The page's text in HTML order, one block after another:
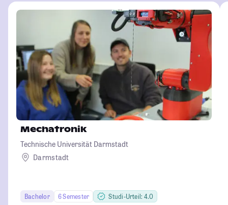
Mechatronik
Technische Universität Darmstadt
Darmstadt
Bachelor 6 Semester
Studi-Urteil: 4.0